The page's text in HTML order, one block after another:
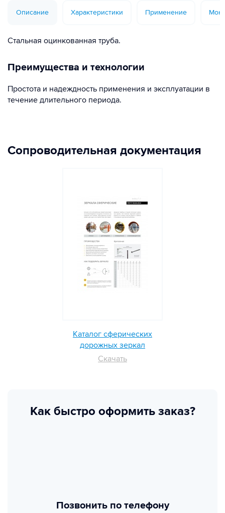
Описание Характеристики Применение
Стальная оцинкованная труба.
Преимущества и технологии
Простота и надеждность применения и эксплуатации в
течение длительного периода.
Сопроводительная документация
Каталог сферических
дорожных зеркал
Скачать
Как быстро оформить заказ?
Позвонить по телефону